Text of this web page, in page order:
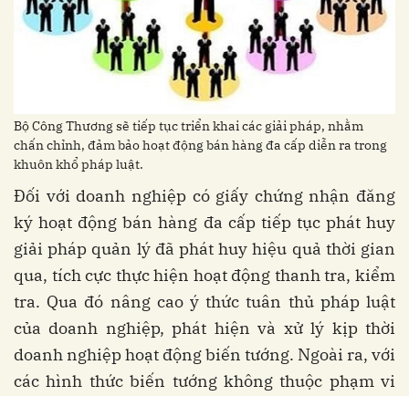
Bộ Công Thương sẽ tiếp tục triển khai các giải pháp, nhằm
chấn chỉnh, đảm bảo hoạt động bán hàng đa cấp diễn ra trong
khuôn khổ pháp luật.
Đối với doanh nghiệp có giấy chứng nhận đăng
ký hoạt động bán hàng đa cấp tiếp tục phát huy
giải pháp quản lý đã phát huy hiệu quả thời gian
qua, tích cực thực hiện hoạt động thanh tra, kiểm
tra. Qua đó nâng cao ý thức tuân thủ pháp luật
của doanh nghiệp, phát hiện và xử lý kịp thời
doanh nghiệp hoạt động biến tướng. Ngoài ra, với
các hình thức biến tướng không thuộc phạm vi